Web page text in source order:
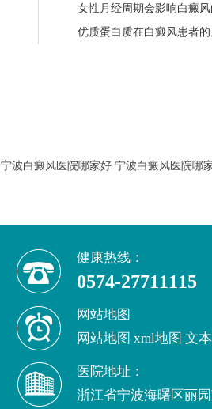
女性月经周期会影响白癜风
优质蛋白质在白癜风患者的
宁波白癜风医院哪家好 宁波白癜风医院哪
健康热线：
0574-27711115
网站地图
网站地图 xml地图 文
医院地址：
浙江省宁波海曙区丽